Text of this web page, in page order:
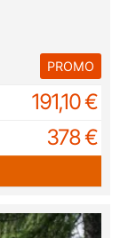
PROMO
191,10 €
378 €